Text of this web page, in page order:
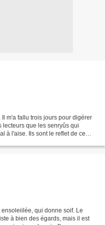
m'a fallu trois jours pour digérer
lecteurs que les senryûs qui
à l'aise. Ils sont le reflet de ce
qui donne soif. Le
à bien des égards, mais il est